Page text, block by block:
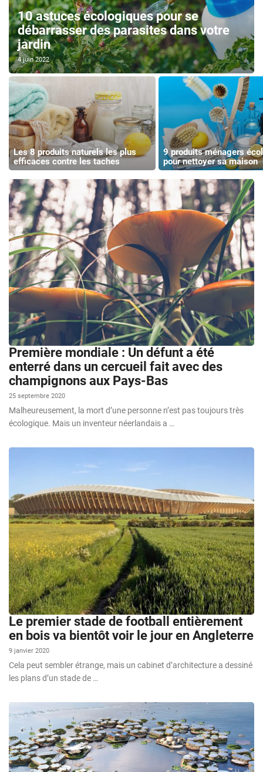
10 astuces écologiques pour se
débarrasser des parasites dans votre
jardin
4 juin 2022
Les 8 produits naturels les plus
efficaces contre les taches
9 produits ménagers
pour nettoyer sa maison
Première mondiale : Un défunt a été
enterré dans un cercueil fait avec des
champignons aux Pays-Bas
25 septembre 2020
Malheureusement, la mort d’une personne n’est pas toujours très
écologique. Mais un inventeur néerlandais a …
Le premier stade de football entièrement
en bois va bientôt voir le jour en Angleterre
9 janvier 2020
Cela peut sembler étrange, mais un cabinet d’architecture a dessiné
les plans d’un stade de …